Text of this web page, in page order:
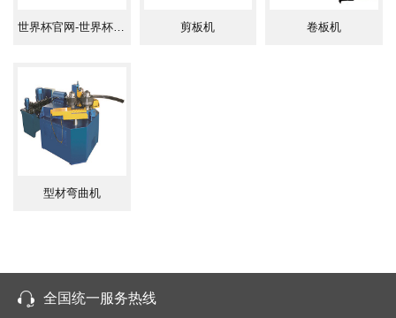
合，无需更换密封圈克服了漏油现象。
可靠，寿命长。
5.机床可在额定负荷下连续工作，液压系统无泄
漏且持续稳定，精度高。
■ 电气控制系统
1.电气元件和材料符合国际标准，安全可靠、寿命
3.电控元件选用优质名牌产品。
7.油泵停止按钮亦作为机床的总按钮，油泵停止工
8.机床设有相应的点动控制按钮及急停按钮。
世界杯官网-世界杯（中国）一站式服务官网 剪板机 卷板机
型材弯曲机
全国统一服务热线